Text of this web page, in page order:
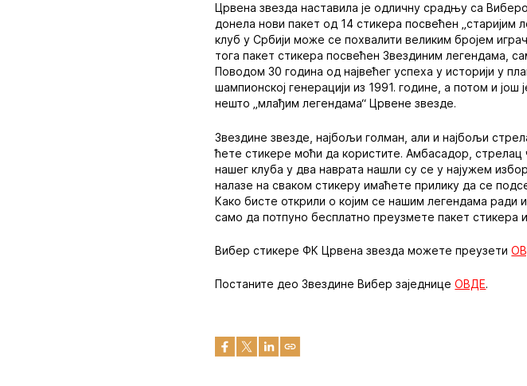
Црвена звезда наставила је одличну срадњу са
донела нови пакет од 14 стикера посвећен „старијим
клуб у Србији може се похвалити великим бројем
тога пакет стикера посвећен Звездиним легендама,
Поводом 30 година од највећег успеха у историји у
шампионској генерацији из 1991. године, а потом и
нешто „млађим легендама“ Црвене звезде.
Звездине звезде, најбољи голман, али и најбољи
ћете стикере моћи да користите. Амбасадор,
нашег клуба у два наврата нашли су се у најужем
налазе на сваком стикеру имаћете прилику да се
Како бисте открили о којим се нашим легендама ради
само да потпуно бесплатно преузмете пакет стикера
Вибер стикере ФК Црвена звезда можете преузети
Постаните део Звездине Вибер заједницеОВДЕ.